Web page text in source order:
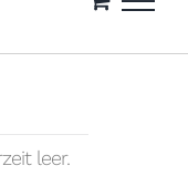
leer.